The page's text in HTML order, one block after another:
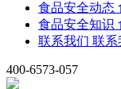
食品安全动态
食品安全知识
联系我们 联系
400-6573-057